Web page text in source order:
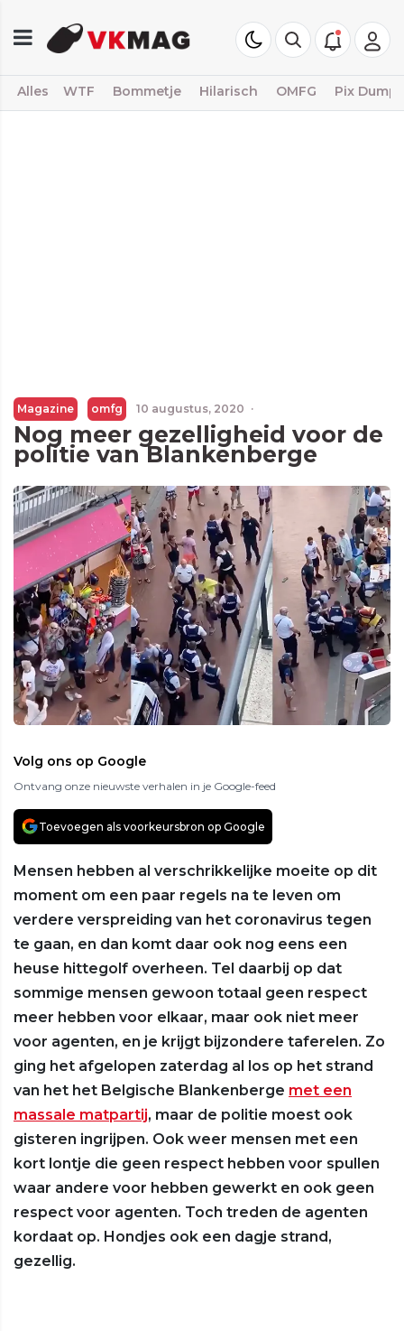
Alles WTF Bommetje Hilarisch OMFG Pix Dump
Magazine omfg 10 augustus, 2020 ·
Nog meer gezelligheid voor de
politie van Blankenberge
Volg ons op Google
Ontvang onze nieuwste verhalen in je Google-feed
Toevoegen als voorkeursbron op Google
Mensen hebben al verschrikkelijke moeite op dit
moment om een paar regels na te leven om
verdere verspreiding van het coronavirus tegen
te gaan, en dan komt daar ook nog eens een
heuse hittegolf overheen. Tel daarbij op dat
sommige mensen gewoon totaal geen respect
meer hebben voor elkaar, maar ook niet meer
voor agenten, en je krijgt bijzondere taferelen. Zo
ging het afgelopen zaterdag al los op het strand
van het het Belgische Blankenberge met een
massale matpartij, maar de politie moest ook
gisteren ingrijpen. Ook weer mensen met een
kort lontje die geen respect hebben voor spullen
waar andere voor hebben gewerkt en ook geen
respect voor agenten. Toch treden de agenten
kordaat op. Hondjes ook een dagje strand,
gezellig.